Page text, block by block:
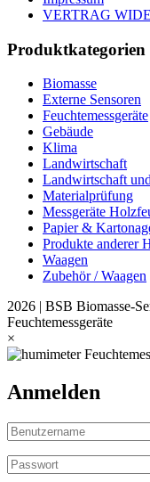
VERTRAG
Produktkategorien
Biomasse
Externe Sensoren
Feuchtemessgeräte
Gebäude
Klima
Landwirtschaft
Landwirtschaft
Materialprüfung
Messgeräte
Papier &
Produkte anderer
Waagen
Zubehör / Waagen
2026 | BSB Biomasse-
Feuchtemessgeräte
×
Anmelden